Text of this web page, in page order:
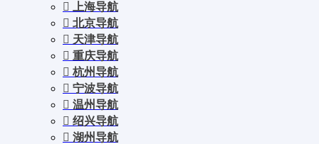
上海导航
北京导航
天津导航
重庆导航
杭州导航
宁波导航
温州导航
绍兴导航
湖州导航